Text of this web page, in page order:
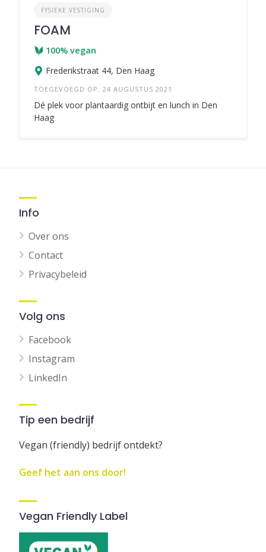
FYSIEKE VESTIGING
FOAM
100% vegan
Frederikstraat 44, Den Haag
TOEGEVOEGD OP: 24 AUGUSTUS 2021
Dé plek voor plantaardig ontbijt en lunch in Den
Haag
Info
Over ons
Contact
Privacybeleid
Volg ons
Facebook
Instagram
LinkedIn
Tip een bedrijf
Vegan (friendly) bedrijf ontdekt?
Geef het aan ons door!
Vegan Friendly Label